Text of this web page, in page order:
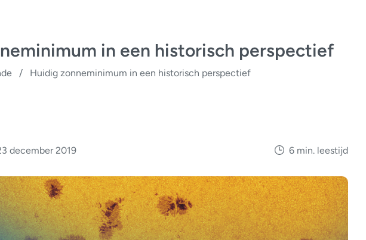
in een historisch perspectief
/ Huidig zonneminimum in een historisch perspectief
december 2019 6 min. leestijd